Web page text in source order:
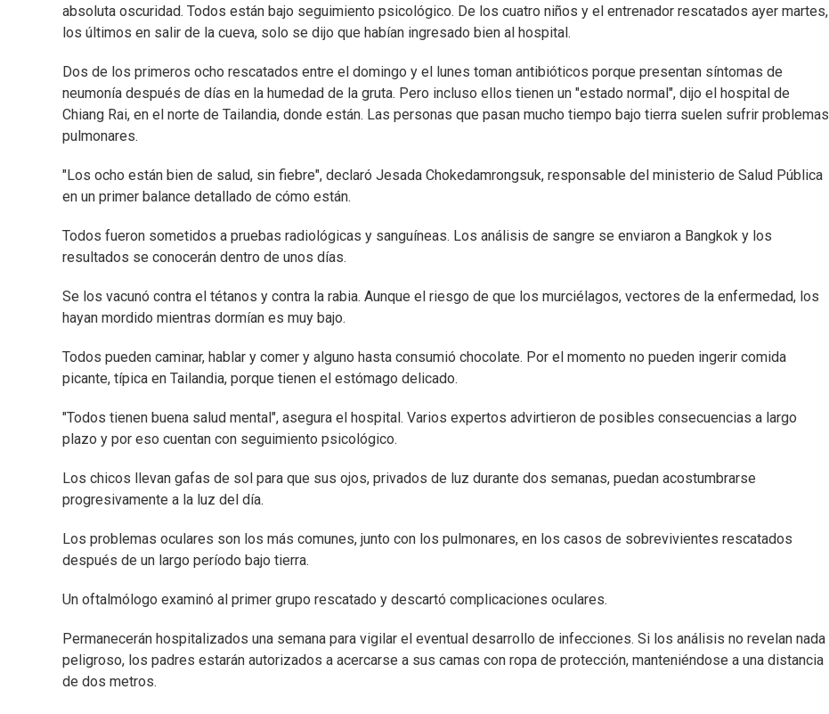
absoluta oscuridad. Todos están bajo seguimiento psicológico. De los cuatro niños y el entrenador rescatados ayer martes,
los últimos en salir de la cueva, solo se dijo que habían ingresado bien al hospital.
Dos de los primeros ocho rescatados entre el domingo y el lunes toman antibióticos porque presentan síntomas de
neumonía después de días en la humedad de la gruta. Pero incluso ellos tienen un "estado normal", dijo el hospital de
Chiang Rai, en el norte de Tailandia, donde están. Las personas que pasan mucho tiempo bajo tierra suelen sufrir problemas
pulmonares.
"Los ocho están bien de salud, sin fiebre", declaró Jesada Chokedamrongsuk, responsable del ministerio de Salud Pública
en un primer balance detallado de cómo están.
Todos fueron sometidos a pruebas radiológicas y sanguíneas. Los análisis de sangre se enviaron a Bangkok y los
resultados se conocerán dentro de unos días.
Se los vacunó contra el tétanos y contra la rabia. Aunque el riesgo de que los murciélagos, vectores de la enfermedad, los
hayan mordido mientras dormían es muy bajo.
Todos pueden caminar, hablar y comer y alguno hasta consumió chocolate. Por el momento no pueden ingerir comida
picante, típica en Tailandia, porque tienen el estómago delicado.
"Todos tienen buena salud mental", asegura el hospital. Varios expertos advirtieron de posibles consecuencias a largo
plazo y por eso cuentan con seguimiento psicológico.
Los chicos llevan gafas de sol para que sus ojos, privados de luz durante dos semanas, puedan acostumbrarse
progresivamente a la luz del día.
Los problemas oculares son los más comunes, junto con los pulmonares, en los casos de sobrevivientes rescatados
después de un largo período bajo tierra.
Un oftalmólogo examinó al primer grupo rescatado y descartó complicaciones oculares.
Permanecerán hospitalizados una semana para vigilar el eventual desarrollo de infecciones. Si los análisis no revelan nada
peligroso, los padres estarán autorizados a acercarse a sus camas con ropa de protección, manteniéndose a una distancia
de dos metros.